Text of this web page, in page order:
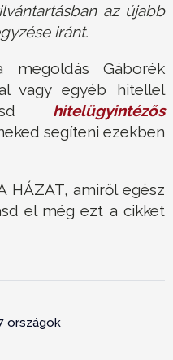
az újabb
iránt.
megoldás Gáborék
vagy egyéb hitellel
hitelügyintézős
segíteni ezekben
HÁZAT, amiről egész
el még ezt a cikket
országok